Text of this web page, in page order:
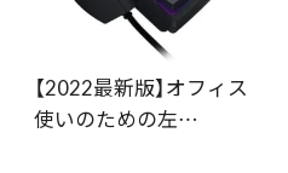
【2022最新版】オフィス
使いのための左…